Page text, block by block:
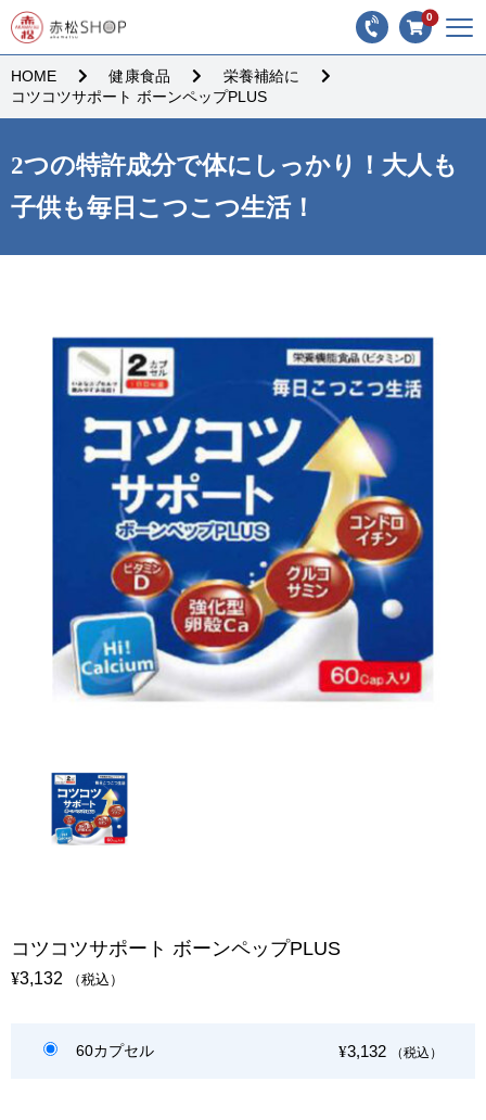
0
HOME 健康食品
栄養補給に
コツコツサポート ボーンペップPLUS
2つの特許成分で体にしっかり！大人も
子供も毎日こつこつ生活！
コツコツサポート ボーンペップPLUS
¥3,132 （税込）
60カプセル ¥3,132 （税込）